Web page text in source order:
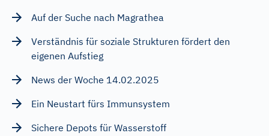
Auf der Suche nach Magrathea
Verständnis für soziale Strukturen fördert den
eigenen Aufstieg
News der Woche 14.02.2025
Ein Neustart fürs Immunsystem
Sichere Depots für Wasserstoff